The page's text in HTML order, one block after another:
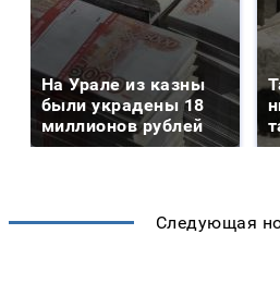
На Урале из казны
были украдены 18
миллионов рублей
Следующая